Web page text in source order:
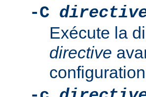
-C
Exécute la
directive